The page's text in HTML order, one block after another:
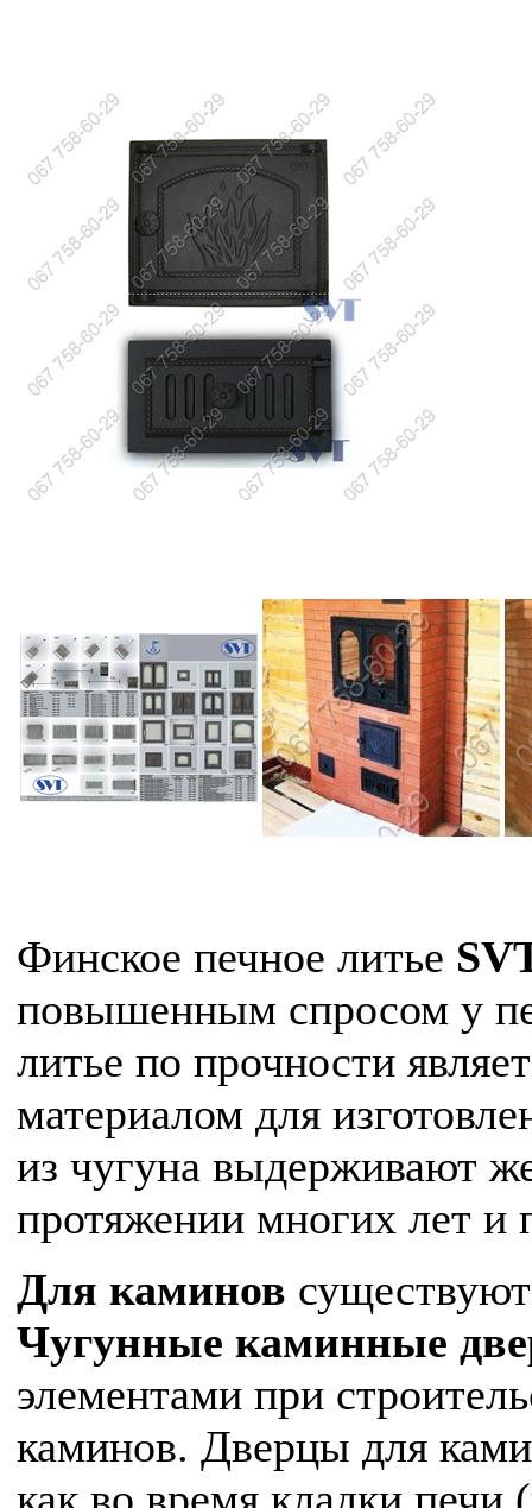
Финское печное литье
повышенным спросом у
литье по прочности
материалом для
из чугуна выдерживают
протяжении многих лет и
Для каминов
Чугунные каминные
элементами при
каминов. Дверцы для